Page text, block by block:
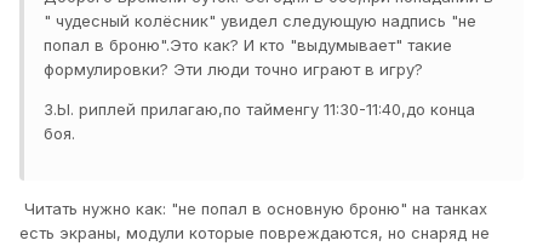
" чудесный колёсник" увидел следующую надпись "не
попал в броню".Это как? И кто "выдумывает" такие
формулировки? Эти люди точно играют в игру?
З.Ы. риплей прилагаю,по тайменгу 11:30-11:40,до конца
боя.
Читать нужно как: "не попал в основную броню" на танках
есть экраны, модули которые повреждаются, но снаряд не